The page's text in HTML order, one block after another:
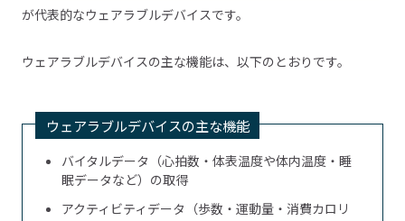
が代表的なウェアラブルデバイスです。
ウェアラブルデバイスの主な機能は、以下のとおりです。
ウェアラブルデバイスの主な機能
バイタルデータ（心拍数・体表温度や体内温度・睡
眠データなど）の取得
アクティビティデータ（歩数・運動量・消費カロリ